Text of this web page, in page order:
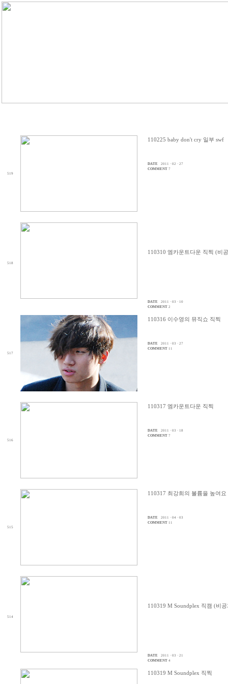
519
110225 baby don't cry 일부 swf
DATE
2011 · 02 · 27
COMMENT 7
518
110310 엠카운트다운 직찍 (비
DATE
2011 · 03 · 10
COMMENT 2
517
110316 이수영의 뮤직쇼 직찍
DATE
2011 · 03 · 27
COMMENT
516
110317 엠카운트다운 직찍
DATE
2011 · 03 · 18
COMMENT 7
515
110317 최강희의 볼륨을 높여요
DATE
2011 · 04 · 03
COMMENT
514
110319 M Soundplex 직캠 (비
DATE
2011 · 03 · 21
COMMENT 4
110319 M Soundplex 직찍